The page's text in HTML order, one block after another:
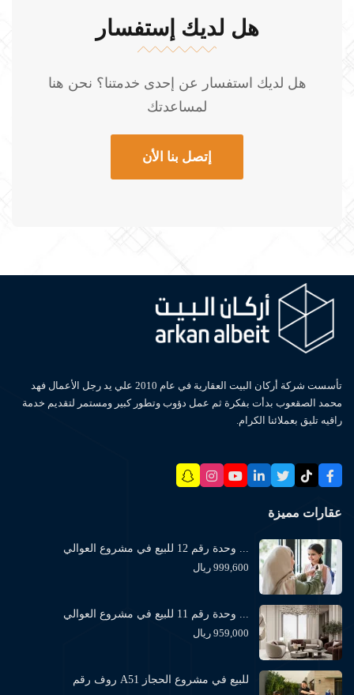
هل لديك إستفسار
هل لديك استفسار عن إحدى خدمتنا؟ نحن هنا
لمساعدتك
إتصل بنا الأن
تأسست شركة أركان البيت العقارية في عام 2010 علي يد رجل الأعمال فهد
محمد الصقعوب بدأت بفكرة ثم عمل دؤوب وتطور كبير ومستمر لتقديم خدمة
راقيه تليق بعملائنا الكرام.
عقارات مميزة
999,600 ريال
959,000 ريال
روف رقم A51 للبيع في مشروع الحجاز